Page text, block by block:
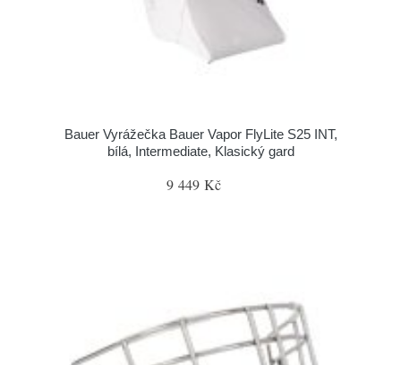
Bauer Vyrážečka Bauer Vapor FlyLite S25 INT,
bílá, Intermediate, Klasický gard
9 449 Kč